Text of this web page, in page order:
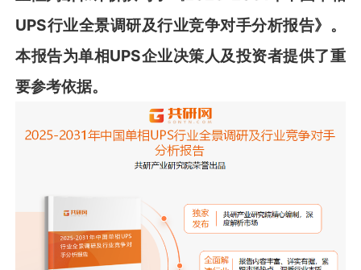
UPS行业全景调研及行业竞争对手分析报告》 。
本报告为单相UPS企业决策人及投资者提供了重
要参考依据。